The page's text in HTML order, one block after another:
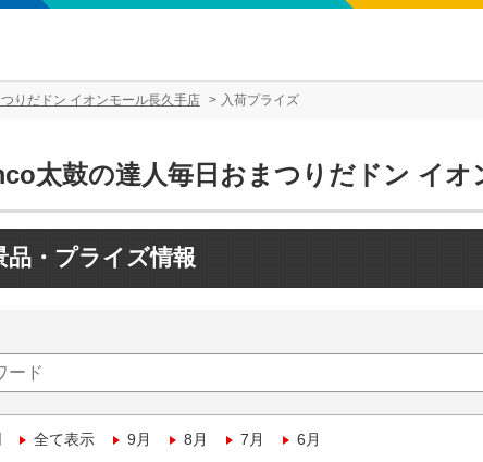
りだドン イオンモール長久手店 入荷プライズ
太鼓の達人毎日おまつりだドン イオ
品・プライズ情報
全て表示 9月 8月 7月 6月